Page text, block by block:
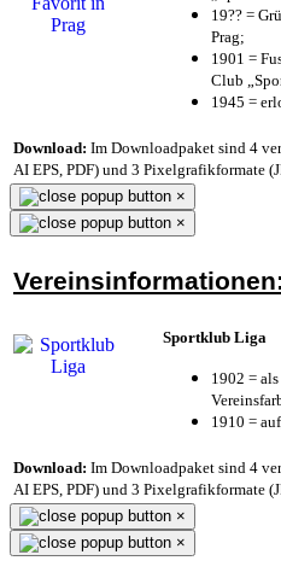
19?? =
Prag;
1901 =
Club
1945 =
Download: Im Downloadpaket sind 4
AI EPS, PDF) und 3 Pixelgrafikformate
×
×
Vereinsinformationen:
Sportklub Liga
1902 =
1910 =
Download: Im Downloadpaket sind 4
AI EPS, PDF) und 3 Pixelgrafikformate
×
×